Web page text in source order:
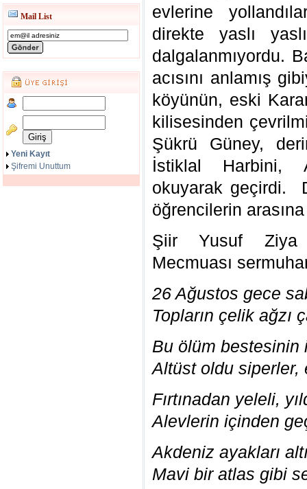
Mail List
Yeni Kayıt
Şifremi Unuttum
evlerine
direkte yaslı
dalgalanmıyordu.
acısını anlamış
köyünün, eski
kilisesinden
Şükrü Güney,
İstiklal Harbini,
okuyarak geçirdi.
öğrencilerin
Şiir Yusuf Ziya
Mecmuası
26 Ağustos gece
Topların çelik ağzı
Bu ölüm bestesinin
Altüst oldu siperler,
Fırtınadan yeleli,
Alevlerin içinden
Akdeniz ayakları
Mavi bir atlas gibi